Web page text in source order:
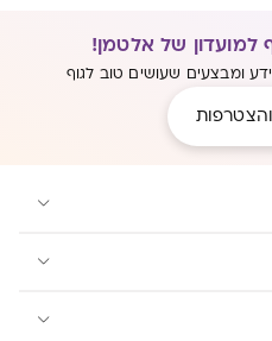
למועדון של אלטמן!
ומבצעים שעושים טוב לגוף